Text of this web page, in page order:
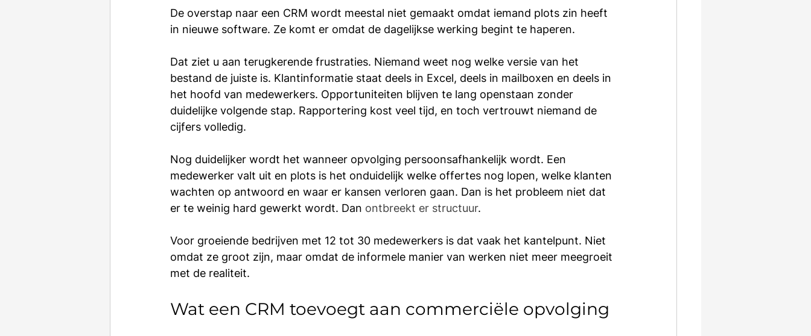
De overstap naar een CRM wordt meestal niet gemaakt omdat iemand plots zin heeft
in nieuwe software. Ze komt er omdat de dagelijkse werking begint te haperen.
Dat ziet u aan terugkerende frustraties. Niemand weet nog welke versie van het
bestand de juiste is. Klantinformatie staat deels in Excel, deels in mailboxen en deels in
het hoofd van medewerkers. Opportuniteiten blijven te lang openstaan zonder
duidelijke volgende stap. Rapportering kost veel tijd, en toch vertrouwt niemand de
cijfers volledig.
Nog duidelijker wordt het wanneer opvolging persoonsafhankelijk wordt. Een
medewerker valt uit en plots is het onduidelijk welke offertes nog lopen, welke klanten
wachten op antwoord en waar er kansen verloren gaan. Dan is het probleem niet dat
er te weinig hard gewerkt wordt. Dan ontbreekt er structuur.
Voor groeiende bedrijven met 12 tot 30 medewerkers is dat vaak het kantelpunt. Niet
omdat ze groot zijn, maar omdat de informele manier van werken niet meer meegroeit
met de realiteit.
Wat een CRM toevoegt aan commerciële opvolging